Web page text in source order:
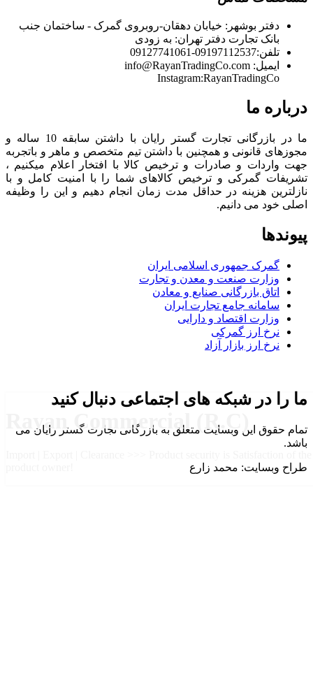
Rayan Commercial (R.C)
دفتر بوشهر: خیابان دهقان-روبروی گمرک - ساختمان جنب
بانک تجارت دفتر تهران: به زودی
تلفن:09197112537-09127741061
ایمیل: info@RayanTradingCo.com
Instagram:RayanTradingCo
درباره ما
ما در بازرگانی تجارت گستر رایان با داشتن سابقه 10 ساله و
مجوزهای قانونی و همچنین با داشتن تیم متخصص و ماهر و باتجربه
جهت واردات و صادرات و ترخیص کالا با افتخار اعلام میکنیم ،
تشریفات گمرکی و ترخیص کالاهای شما را با امنیت کامل و با
نازلترین هزینه در حداقل مدت زمان انجام دهیم و این را وظیفه
اصلی خود می دانیم.
پیوندها
گمرک جمهوری اسلامی ایران
وزارت صنعت و معدن و تجارت
اتاق بازرگانی صنایع و معادن
سامانه جامع تجارت ایران
وزارت اقتصاد و دارایی
نرخ ارز گمرکی
نرخ ارز بازار آزاد
ما را در شبکه های اجتماعی دنبال کنید
تمام حقوق این وبسایت متعلق به بازرگانی تجارت گستر رایان می
باشد.
طراح وبسایت: محمد زارع